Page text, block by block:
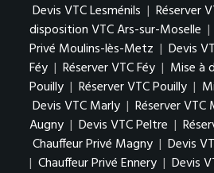
Devis VTC Lesménils | Réserver
disposition VTC Ars-sur-Moselle |
Privé Moulins-lès-Metz | Devis
Féy | Réserver VTC Féy | Mise à
Pouilly | Réserver VTC Pouilly |
Devis VTC Marly | Réserver VTC
Augny | Devis VTC Peltre |
Chauffeur Privé Magny | Devis
| Chauffeur Privé Ennery | Devis